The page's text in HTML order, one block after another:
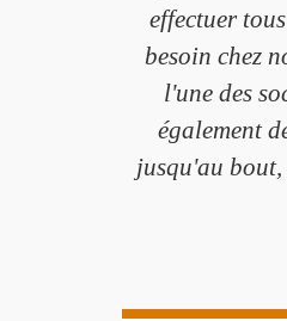
effectuer
besoin chez
l'une des
également
jusqu'au bout,